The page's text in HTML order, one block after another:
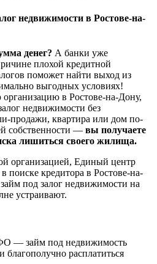
недвижимости в Ростове-на-
денег? А банки уже
плохой кредитной
поможет найти выход из
выгодных условиях!
в Ростове-на-Дону,
недвижимости без
продажи, квартира или дом по-
собственности — вы получаете
лишиться своего жилища.
организацией, Единый центр
поиске кредитора в Ростове-на-
под залог недвижимости на
устраивают.
— займ под недвижимость
расплатиться